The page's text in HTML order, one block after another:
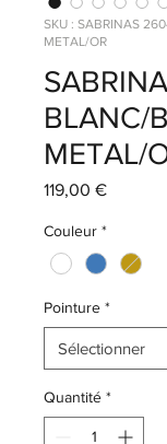
SKU : SABRINAS
METAL/OR
BLANC/
METAL/
119,00 €Prix
Couleur *
Pointure *
Quantité *